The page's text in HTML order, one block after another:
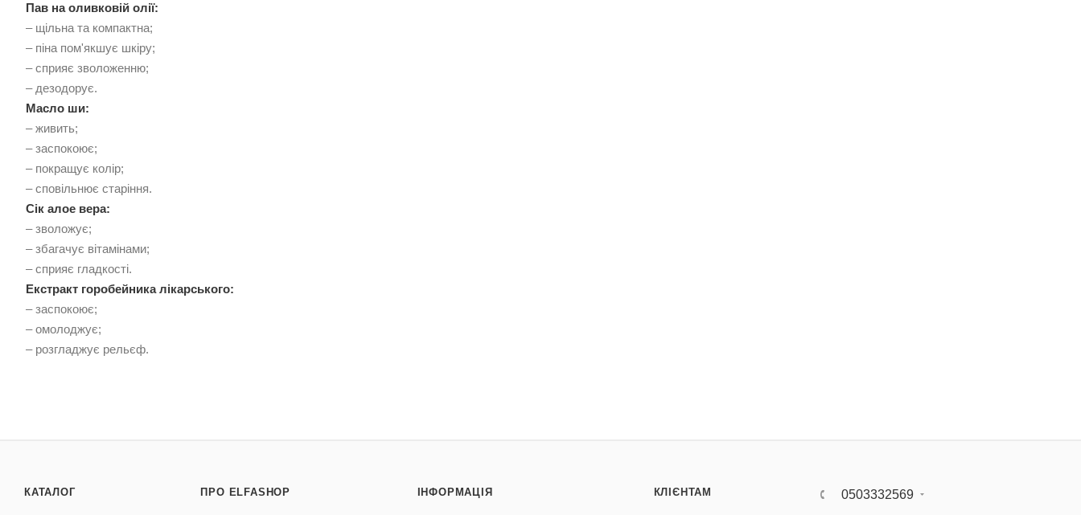
Пав на оливковій олії:
– щільна та компактна;
– піна пом'якшує шкіру;
– сприяє зволоженню;
– дезодорує.
Масло ши:
– живить;
– заспокоює;
– покращує колір;
– сповільнює старіння.
Сік алое вера:
– зволожує;
– збагачує вітамінами;
– сприяє гладкості.
Екстракт горобейника лікарського:
– заспокоює;
– омолоджує;
– розгладжує рельєф.
КАТАЛОГ ПРО ELFASHOP ІНФОРМАЦІЯ КЛІЄНТАМ 0503332569